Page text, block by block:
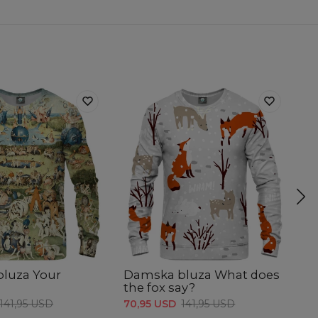
Your
141,95 USD
Damska bluza What does
the fox say?
70,95 USD 141,95 USD